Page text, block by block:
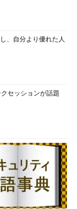
ームの少なさ――主
となるワールドシ
まわり小型の船で
を見込んでいた。
けで一隻800万～
二の足を踏んだと
結局、4チームだ
せいで米国のテレ
間枠を買い取っ
いるのは、恐らく
America’s Cup
（テレビで観て）
に開発させた技術に
らかったが、下記の
、自分より優れた人
セッションが話題